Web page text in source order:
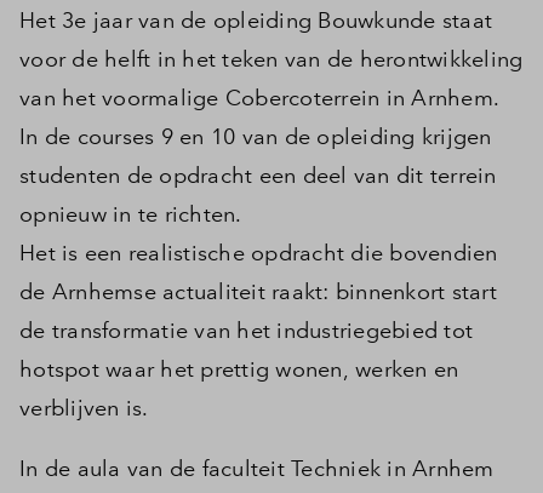
Het 3e jaar van de opleiding Bouwkunde staat
voor de helft in het teken van de herontwikkeling
van het voormalige Cobercoterrein in Arnhem.
In de courses 9 en 10 van de opleiding krijgen
studenten de opdracht een deel van dit terrein
opnieuw in te richten.
Het is een realistische opdracht die bovendien
de Arnhemse actualiteit raakt: binnenkort start
de transformatie van het industriegebied tot
hotspot waar het prettig wonen, werken en
verblijven is.
In de aula van de faculteit Techniek in Arnhem